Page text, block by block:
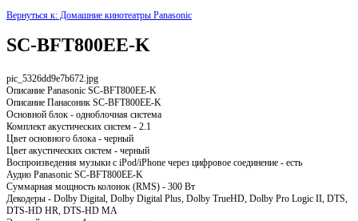
Вернуться к: Домашние кинотеатры Panasonic
SC-BFT800EE-K
pic_5326dd9e7b672.jpg
Описание Panasonic SC-BFT800EE-K
Описание Панасоник SC-BFT800EE-K
Основной блок - одноблочная система
Комплект акустических систем - 2.1
Цвет основного блока - черный
Цвет акустических систем - черный
Воспроизведения музыки с iPod/iPhone через цифровое соединение - есть
Аудио Panasonic SC-BFT800EE-K
Суммарная мощность колонок (RMS) - 300 Вт
Декодеры - Dolby Digital, Dolby Digital Plus, Dolby TrueHD, Dolby Pro Logic II, DTS,
DTS-HD HR, DTS-HD MA